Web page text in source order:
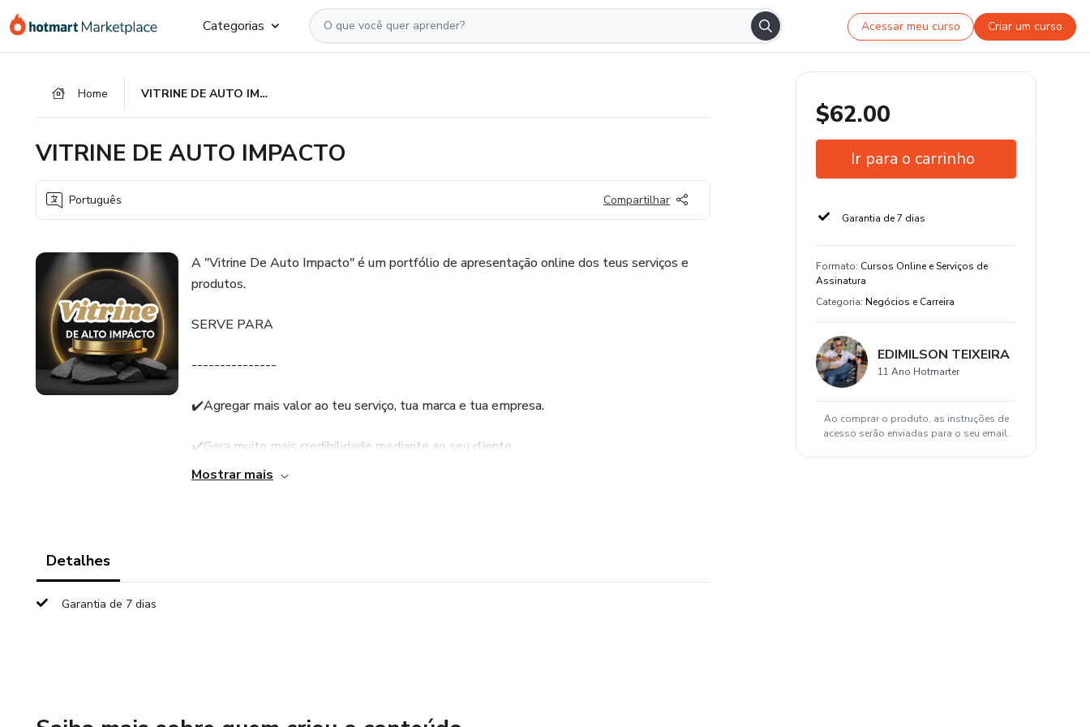
para
para
para
Categorias Acessar meu curso Criar um curso
Home VITRINE DE AUTO IMPACTO
VITRINE DE AUTO IMPACTO
Português Compartilhar
A "Vitrine De Auto Impacto" é um portfólio de apresentação online dos teus serviços e
produtos.
SERVE PARA
---------------
✔️Agregar mais valor ao teu serviço, tua marca e tua empresa.
✔️Gera muito mais credibilidade mediante ao seu cliente.
Mostrar mais
Detalhes
Garantia de 7 dias
$62.00
Ir para o carrinho
Garantia de 7 dias
Formato: Cursos Online e Serviços de
Assinatura
Categoria: Negócios e Carreira
EDIMILSON TEIXEIRA
11 Ano Hotmarter
Ao comprar o produto, as instruções de
acesso serão enviadas para o seu email.